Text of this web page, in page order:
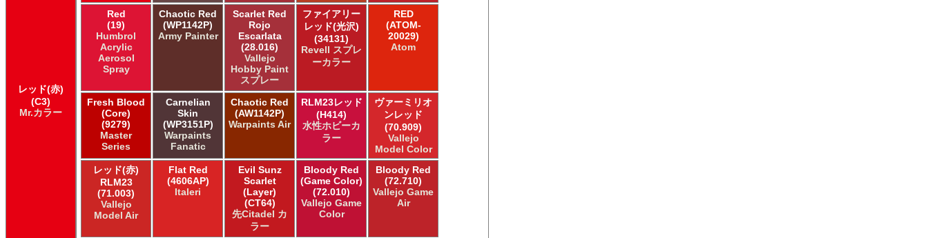
Acrylicos Vallejo Vallejo Mecha Color
Acrylicos Vallejo Vallejo Metal Color
Acrylicos Vallejo Vallejo Model Air
Acrylicos Vallejo Vallejo Model Color
Acrylicos Vallejo Vallejo Panzer Aces
Acrylicos Vallejo Vallejo Pigment FX
Acrylicos Vallejo Vallejo Premium カラー
Acrylicos Vallejo Vallejo Wash FX
Acrylicos Vallejo Vallejo Weathering FX
Acrylicos Vallejo Vallejo Xpress カラー
E7 Paints E7 Paints
E7 Paints Humbrol Acrylic Aerosol Spray
Games Workshop Limited Citadel Air
Games Workshop Limited Citadel Spray
Games Workshop Limited Citadelカラー
Games Workshop Limited 先Citadel カラー
レッド(赤)
(C3)
Mr.カラー
Red
(19)
Humbrol
Acrylic
Aerosol
Spray
Chaotic Red
(WP1142P)
Army Painter
Scarlet Red
Rojo
Escarlata
(28.016)
Vallejo
Hobby Paint
スプレー
ファイアリー
レッド(光沢)
(34131)
Revell スプレ
ーカラー
RED
(ATOM-
20029)
Atom
Fresh Blood
(Core)
(9279)
Master
Series
Carnelian
Skin
(WP3151P)
Warpaints
Fanatic
Chaotic Red
(AW1142P)
Warpaints Air
RLM23レッド
(H414)
水性ホビーカ
ラー
ヴァーミリオ
ンレッド
(70.909)
Vallejo
Model Color
レッド(赤)
RLM23
(71.003)
Vallejo
Model Air
Flat Red
(4606AP)
Italeri
Evil Sunz
Scarlet
(Layer)
(CT64)
先Citadel カ
ラー
Bloody Red
(Game Color)
(72.010)
Vallejo Game
Color
Bloody Red
(72.710)
Vallejo Game
Air